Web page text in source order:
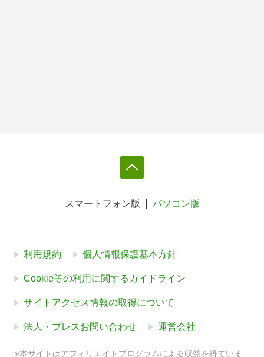
スマートフォン版 パソコン版
利用規約 個人情報保護基本方針
Cookie等の利用に関するガイドライン
サイトアクセス情報の取得について
法人・プレスお問い合わせ 運営会社
※本サイトはアフィリエイトプログラムによる収益を得ていま